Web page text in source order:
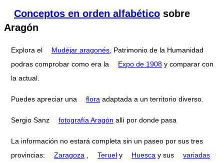
Conceptos en orden alfabético sobre
Aragón
Explora el Mudéjar aragonés, Patrimonio de la Humanidad
podras comprobar como era la
Expo de 1908 y comparar con
la actual.
Puedes apreciar una flora adaptada a un territorio diverso.
Sergio Sanz fotografía Aragón allí por donde pasa
La información no estará completa sin un paseo por sus tres
provincias:
Zaragoza Teruel y Huesca y sus
variadas